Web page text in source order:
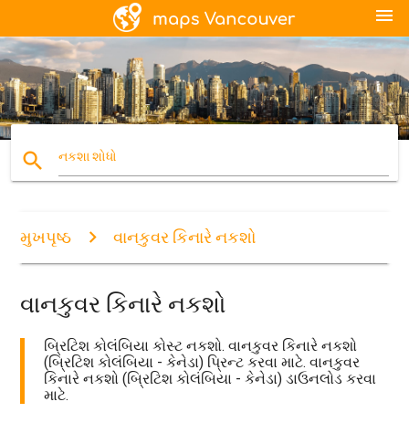
menu
search નકશા શોધો
મુખપૃષ્ઠ વાનકુવર કિનારે નકશો
વાનકુવર કિનારે નકશો
બ્રિટિશ કોલંબિયા કોસ્ટ નકશો. વાનકુવર કિનારે નકશો
(બ્રિટિશ કોલંબિયા - કેનેડા) પ્રિન્ટ કરવા માટે. વાનકુવર
કિનારે નકશો (બ્રિટિશ કોલંબિયા - કેનેડા) ડાઉનલોડ કરવા
માટે.